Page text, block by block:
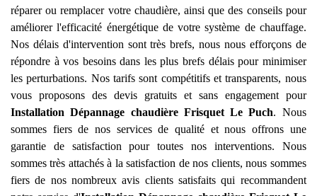
réparer ou remplacer votre chaudière, ainsi que des conseils pour
améliorer l'efficacité énergétique de votre système de chauffage.
Nos délais d'intervention sont très brefs, nous nous efforçons de
répondre à vos besoins dans les plus brefs délais pour minimiser
les perturbations. Nos tarifs sont compétitifs et transparents, nous
vous proposons des devis gratuits et sans engagement pour
Installation Dépannage chaudière Frisquet Le Puch. Nous
sommes fiers de nos services de qualité et nous offrons une
garantie de satisfaction pour toutes nos interventions. Nous
sommes très attachés à la satisfaction de nos clients, nous sommes
fiers de nos nombreux avis clients satisfaits qui recommandent